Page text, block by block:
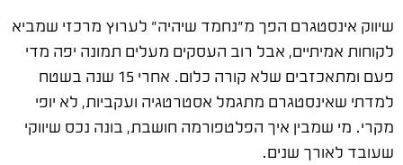
שיווק אינסטגרם הפך מ"נחמד שיהיה" לערוץ מרכזי שמביא
לקוחות אמיתיים, אבל רוב העסקים מעלים תמונה יפה מדי
פעם ומתאכזבים שלא קורה כלום. אחרי 15 שנה בשטח
למדתי שאינסטגרם מתגמל אסטרטגיה ועקביות, לא יופי
מקרי. מי שמבין איך הפלטפורמה חושבת, בונה נכס שיווקי
שעובד לאורך שנים.